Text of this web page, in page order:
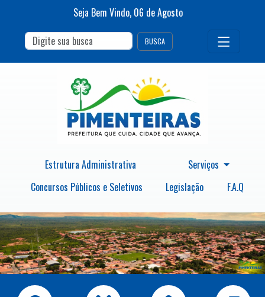
Seja Bem Vindo, 06 deAgosto
BUSCA
Estrutura Administrativa
Serviços
Concursos Públicos e Seletivos
Legislação F.A.Q